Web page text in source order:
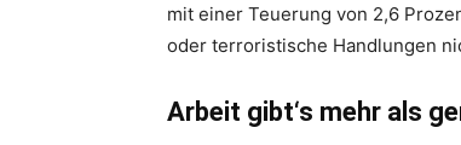
mit einer Teuerung von 2,6
oder terroristische Handlungen
Arbeit gibt‘s mehr als